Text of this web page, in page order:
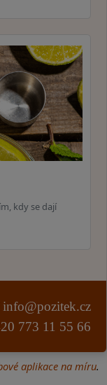
kdy se dají
info@pozitek.cz
773 11 55 66
aplikace na míru.